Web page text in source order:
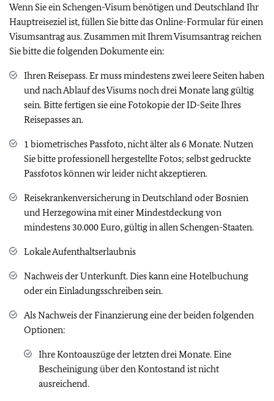
Wenn Sie ein Schengen-Visum benötigen und Deutschland Ihr
Hauptreiseziel ist, füllen Sie bitte das Online-Formular für einen
Visumsantrag aus. Zusammen mit Ihrem Visumsantrag reichen
Sie bitte die folgenden Dokumente ein:
Ihren Reisepass. Er muss mindestens zwei leere Seiten haben
und nach Ablauf des Visums noch drei Monate lang gültig
sein. Bitte fertigen sie eine Fotokopie der ID-Seite Ihres
Reisepasses an.
1 biometrisches Passfoto, nicht älter als 6 Monate. Nutzen
Sie bitte professionell hergestellte Fotos; selbst gedruckte
Passfotos können wir leider nicht akzeptieren.
Reisekrankenversicherung in Deutschland oder Bosnien
und Herzegowina mit einer Mindestdeckung von
mindestens 30.000 Euro, gültig in allen Schengen-Staaten.
Lokale Aufenthaltserlaubnis
Nachweis der Unterkunft. Dies kann eine Hotelbuchung
oder ein Einladungsschreiben sein.
Als Nachweis der Finanzierung eine der beiden folgenden
Optionen:
Ihre Kontoauszüge der letzten drei Monate. Eine
Bescheinigung über den Kontostand ist nicht
ausreichend.